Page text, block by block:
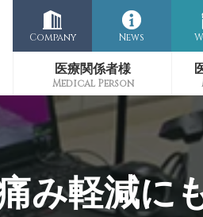
Company News
医療関係者様
み軽減に